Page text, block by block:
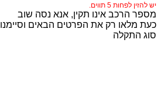
יש להזין לפחות 5 תווים.
מספר הרכב אינו תקין, אנא נסה שוב
כעת מלאו רק את הפרטים הבאים וסיימנו
סוג התקלה